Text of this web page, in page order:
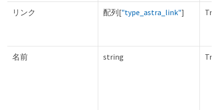
リンク 配列["type_astra_link"]
名前 string